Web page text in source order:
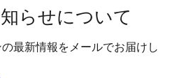
らせについて
最新情報をメールでお届けし